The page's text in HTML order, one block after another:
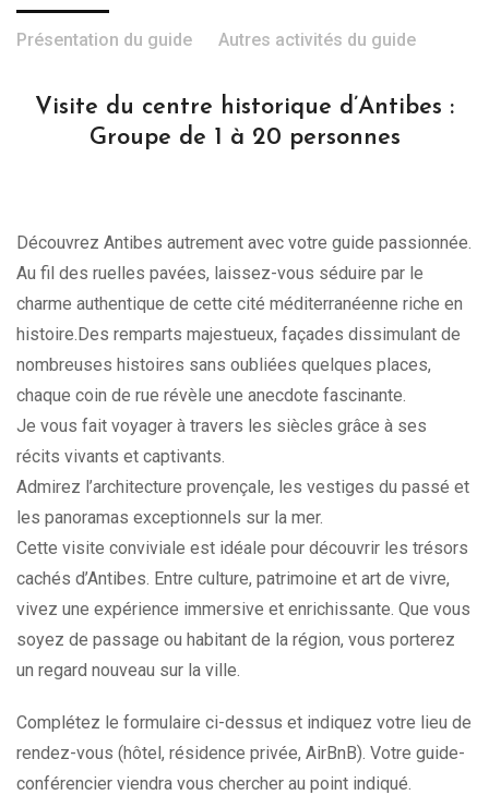
Présentation du guide Autres activités du guide
Visite du centre historique d’Antibes :
Groupe de 1 à 20 personnes
Découvrez Antibes autrement avec votre guide passionnée.
Au fil des ruelles pavées, laissez-vous séduire par le
charme authentique de cette cité méditerranéenne riche en
histoire.Des remparts majestueux, façades dissimulant de
nombreuses histoires sans oubliées quelques places,
chaque coin de rue révèle une anecdote fascinante.
Je vous fait voyager à travers les siècles grâce à ses
récits vivants et captivants.
Admirez l’architecture provençale, les vestiges du passé et
les panoramas exceptionnels sur la mer.
Cette visite conviviale est idéale pour découvrir les trésors
cachés d’Antibes. Entre culture, patrimoine et art de vivre,
vivez une expérience immersive et enrichissante. Que vous
soyez de passage ou habitant de la région, vous porterez
un regard nouveau sur la ville.
Complétez le formulaire ci-dessus et indiquez votre lieu de
rendez-vous (hôtel, résidence privée, AirBnB). Votre guide-
conférencier viendra vous chercher au point indiqué.